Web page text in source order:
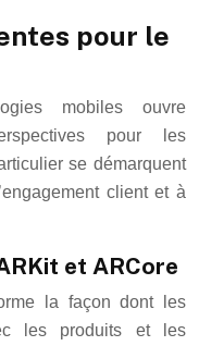
pour le
mobiles ouvre
pour les
se démarquent
client et à
et ARCore
la façon dont les
les produits et les